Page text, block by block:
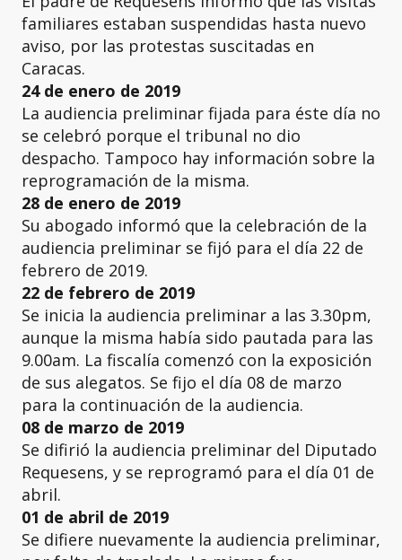
familiares estaban suspendidas hasta nuevo
aviso, por las protestas suscitadas en
Caracas.
24 de enero de 2019
La audiencia preliminar fijada para éste día no
se celebró porque el tribunal no dio
despacho. Tampoco hay información sobre la
reprogramación de la misma.
28 de enero de 2019
Su abogado informó que la celebración de la
audiencia preliminar se fijó para el día 22 de
febrero de 2019.
22 de febrero de 2019
Se inicia la audiencia preliminar a las 3.30pm,
aunque la misma había sido pautada para las
9.00am. La fiscalía comenzó con la exposición
de sus alegatos. Se fijo el día 08 de marzo
para la continuación de la audiencia.
08 de marzo de 2019
Se difirió la audiencia preliminar del Diputado
Requesens, y se reprogramó para el día 01 de
abril.
01 de abril de 2019
Se difiere nuevamente la audiencia preliminar,